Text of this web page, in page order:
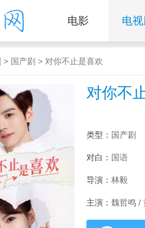
电影 电视
> 国产剧 > 对你不止是喜欢
对你不
类型： 国产剧
对白： 国语
导演： 林毅
主演： 魏哲鸣 /